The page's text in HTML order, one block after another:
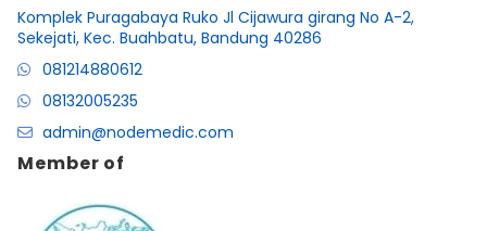
Komplek Puragabaya Ruko Jl Cijawura girang No A-2,
Sekejati, Kec. Buahbatu, Bandung 40286
081214880612
08132005235
admin@nodemedic.com
Member of